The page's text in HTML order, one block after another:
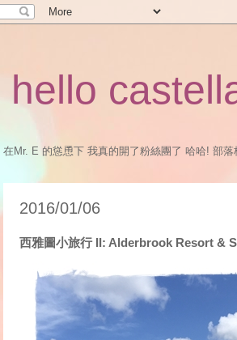
hello
在Mr. E 的慫恿下 我真的開了粉絲團了 哈哈! 部
2016/01/06
西雅圖小旅行 II: Alderbrook Resort &